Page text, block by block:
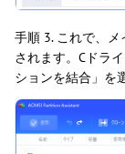
手順 3. これで、
されます。Cドラ
ションを結合」を